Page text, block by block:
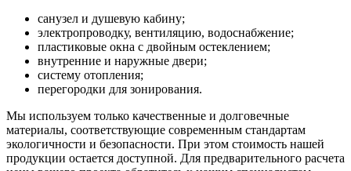
санузел и душевую кабину;
электропроводку, вентиляцию, водоснабжение;
пластиковые окна с двойным остеклением;
внутренние и наружные двери;
систему отопления;
перегородки для зонирования.
Мы используем только качественные и долговечные
материалы, соответствующие современным стандартам
экологичности и безопасности. При этом стоимость нашей
продукции остается доступной. Для предварительного расчета